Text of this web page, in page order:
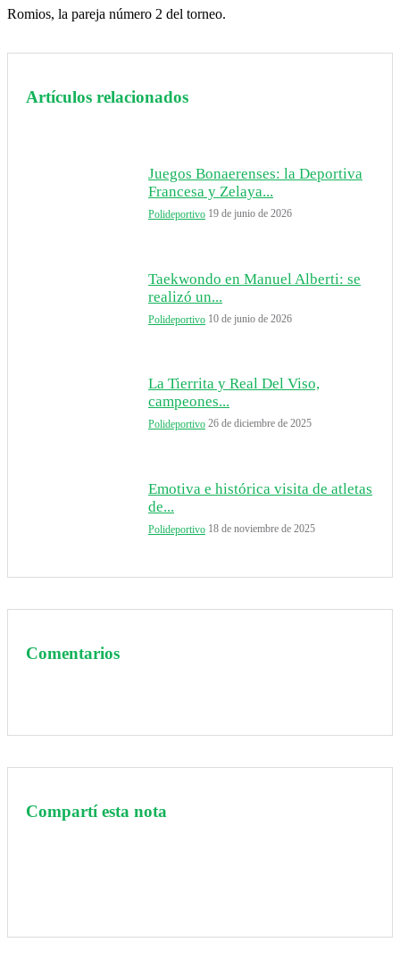
Romios, la pareja número 2 del torneo.
Artículos relacionados
Juegos Bonaerenses: la Deportiva
Francesa y Zelaya...
Polideportivo 19 de junio de 2026
Taekwondo en Manuel Alberti: se
realizó un...
Polideportivo 10 de junio de 2026
La Tierrita y Real Del Viso,
campeones...
Polideportivo 26 de diciembre de 2025
Emotiva e histórica visita de atletas
de...
Polideportivo 18 de noviembre de 2025
Comentarios
Compartí esta nota